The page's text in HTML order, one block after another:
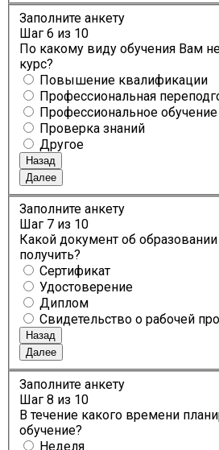
Заполните анкету
Шаг 6 из 10
По какому виду обучения Вам
курс?
Повышение квалификации
Профессиональная
Профессиональное обучение
Проверка знаний
Другое
Назад
Далее
Заполните анкету
Шаг 7 из 10
Какой документ об
получить?
Сертификат
Удостоверение
Диплом
Свидетельство о рабочей
Назад
Далее
Заполните анкету
Шаг 8 из 10
В течение какого времени
обучение?
Неделя